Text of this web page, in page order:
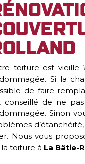
toiture est vieille
Si la
de faire
conseillé de ne
Sinon
Nous vous
la toiture à La Bâtie-